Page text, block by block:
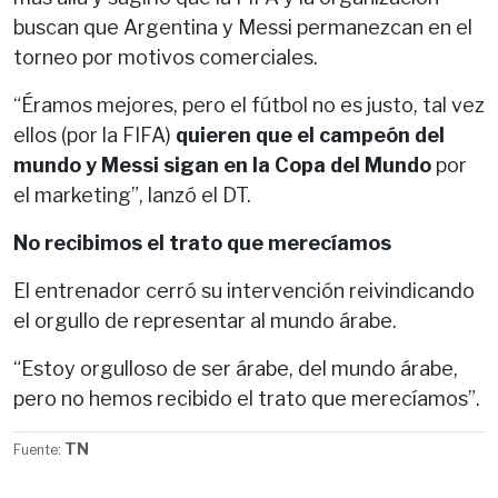
buscan que Argentina y Messi permanezcan en el
torneo por motivos comerciales.
“Éramos mejores, pero el fútbol no es justo, tal vez
ellos (por la FIFA) quieren que el campeón del
mundo y Messi sigan en la Copa del Mundo por
el marketing”, lanzó el DT.
No recibimos el trato que merecíamos
El entrenador cerró su intervención reivindicando
el orgullo de representar al mundo árabe.
“Estoy orgulloso de ser árabe, del mundo árabe,
pero no hemos recibido el trato que merecíamos”.
Fuente: TN